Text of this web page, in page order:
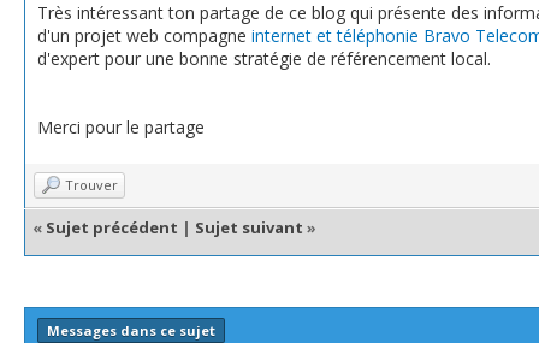
Très intéressant ton partage de ce blog qui présente des
d'un projet web compagne internet et téléphonie Bravo
d'expert pour une bonne stratégie de référencement local.
Merci pour le partage
Trouver
« Sujet précédent | Sujet suivant »
Messages dans ce sujet